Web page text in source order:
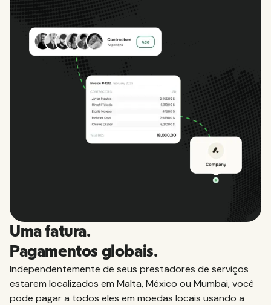
Uma fatura.
Pagamentos globais.
Independentemente de seus prestadores de serviços
estarem localizados em Malta, México ou Mumbai, você
pode pagar a todos eles em moedas locais usando a